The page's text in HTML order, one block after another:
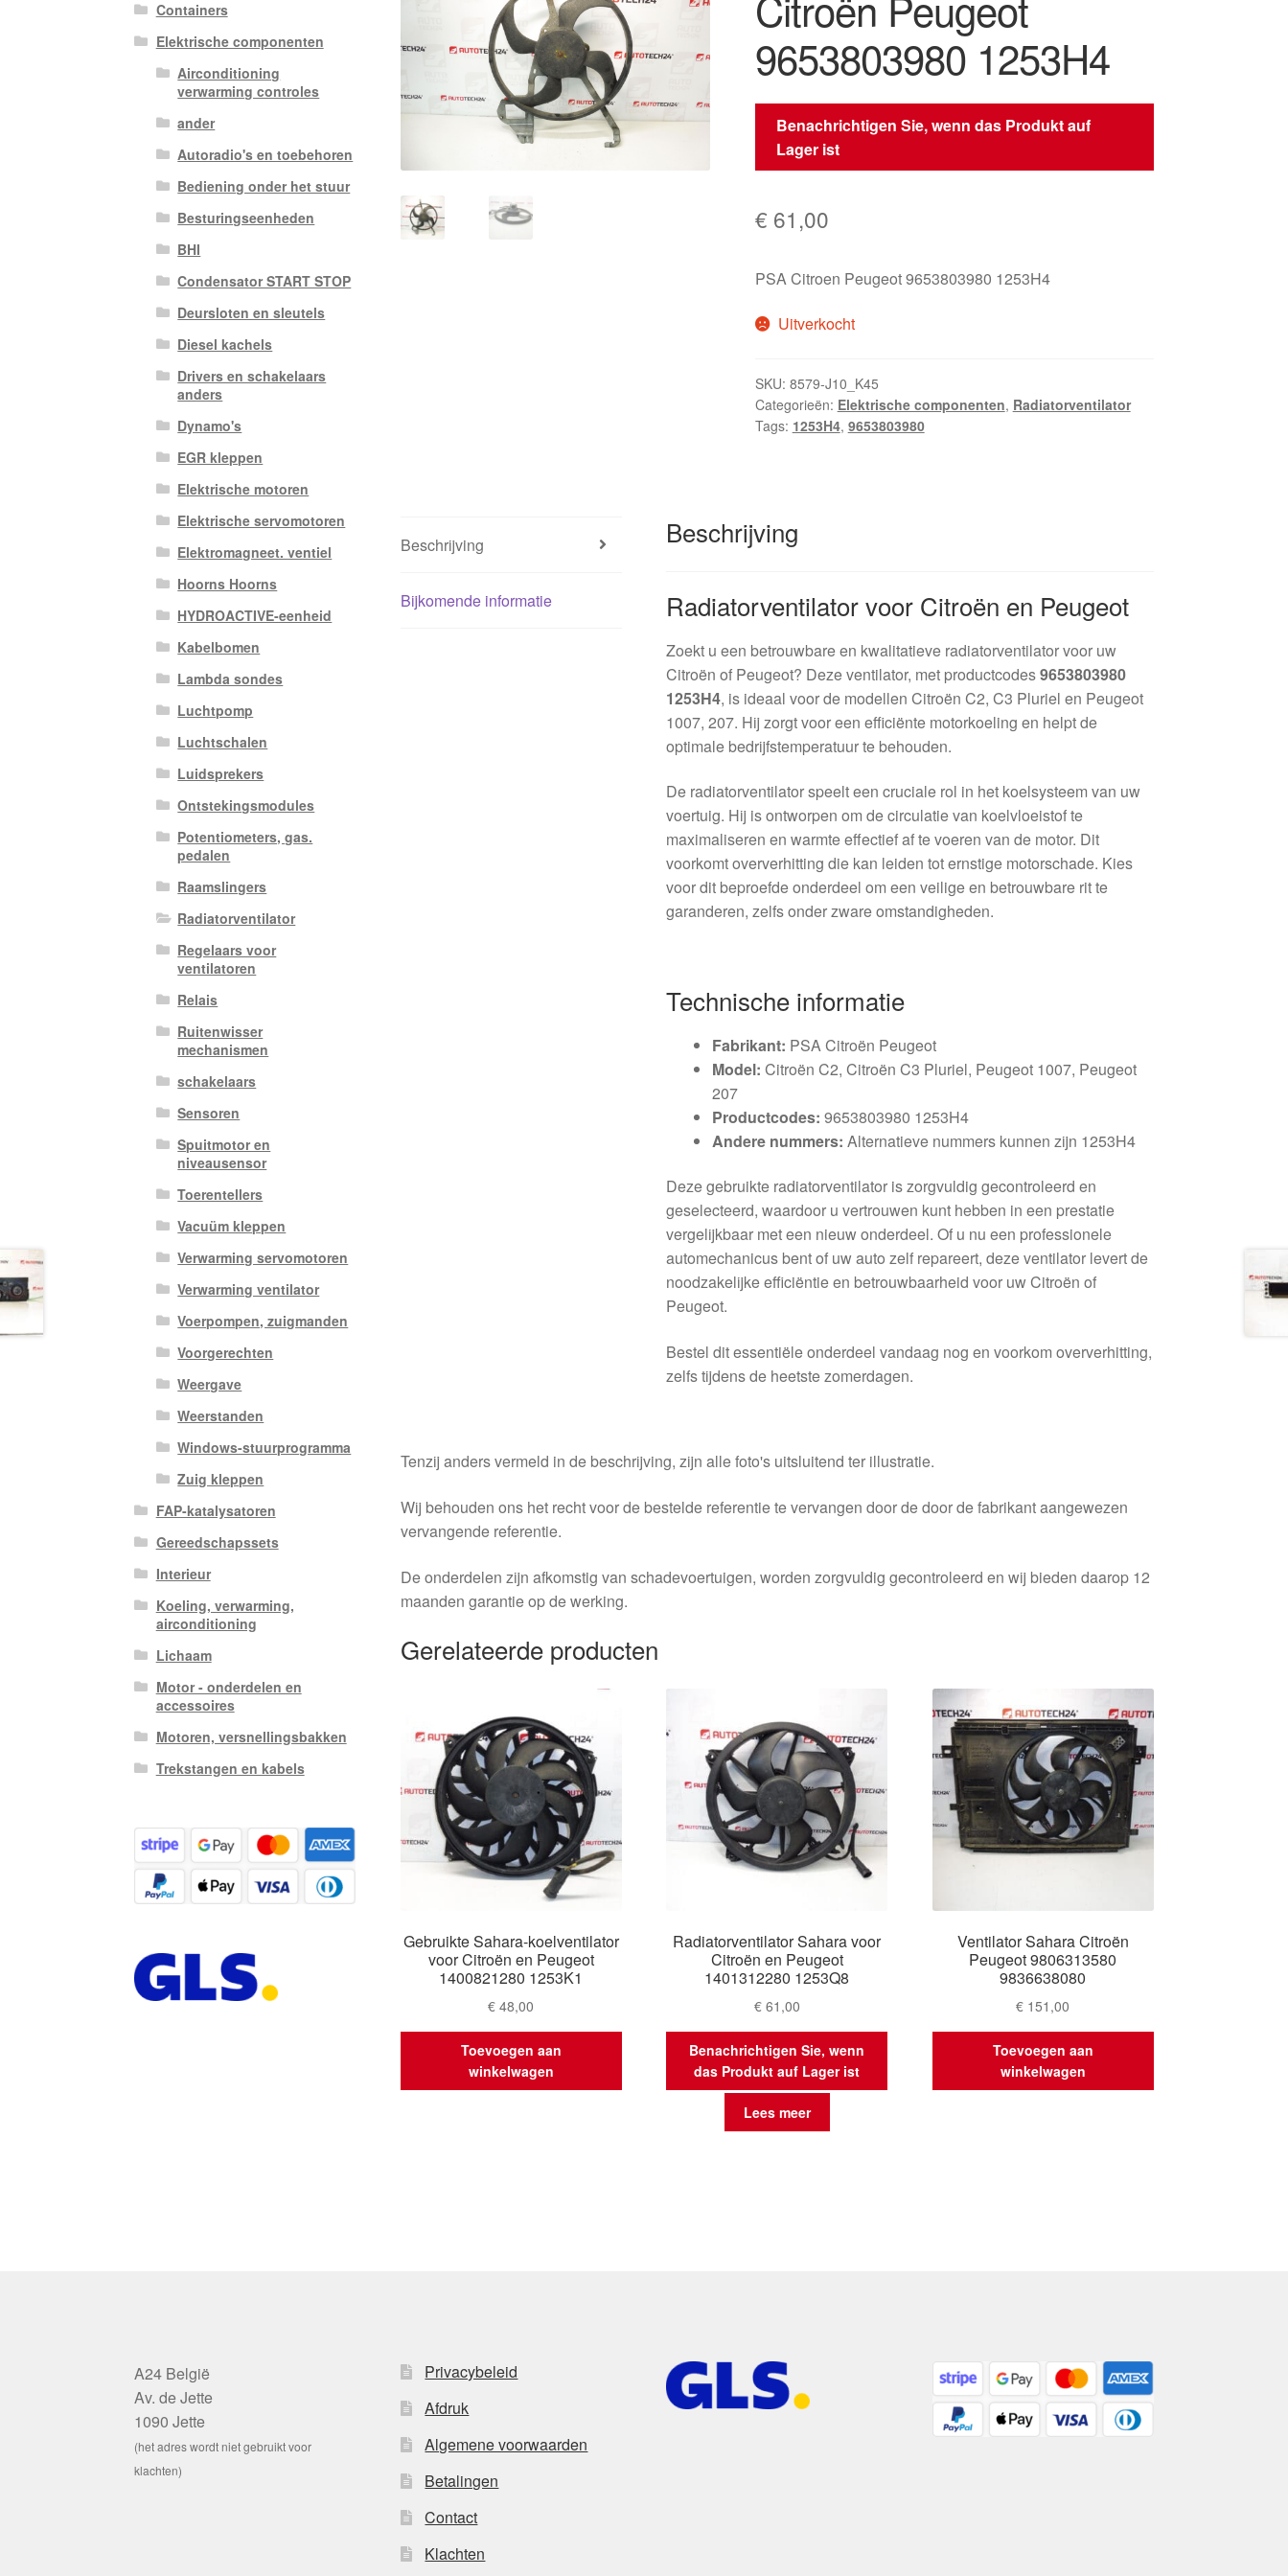
9653803980 1253H4
Benachrichtigen Sie, wenn das Produkt auf
Lager ist
€ 61,00
PSA Citroen Peugeot 9653803980 1253H4
Uitverkocht
SKU: 8579-J10_K45
Categorieën: Elektrische componenten, Radiatorventilator
Tags: 1253H4, 9653803980
Beschrijving
Bijkomende informatie
Beschrijving
Radiatorventilator voor Citroën en Peugeot
Zoekt u een betrouwbare en kwalitatieve radiatorventilator voor uw
Citroën of Peugeot? Deze ventilator, met productcodes9653803980
1253H4, is ideaal voor de modellen Citroën C2, C3 Pluriel en Peugeot
1007, 207. Hij zorgt voor een efficiënte motorkoeling en helpt de
optimale bedrijfstemperatuur te behouden.
De radiatorventilator speelt een cruciale rol in het koelsysteem van uw
voertuig. Hij is ontworpen om de circulatie van koelvloeistof te
maximaliseren en warmte effectief af te voeren van de motor. Dit
voorkomt oververhitting die kan leiden tot ernstige motorschade. Kies
voor dit beproefde onderdeel om een veilige en betrouwbare rit te
garanderen, zelfs onder zware omstandigheden.
Technische informatie
Fabrikant: PSA Citroën Peugeot
Model: Citroën C2, Citroën C3 Pluriel, Peugeot 1007, Peugeot
207
Productcodes: 9653803980 1253H4
Andere nummers: Alternatieve nummers kunnen zijn 1253H4
Deze gebruikte radiatorventilator is zorgvuldig gecontroleerd en
geselecteerd, waardoor u vertrouwen kunt hebben in een prestatie
vergelijkbaar met een nieuw onderdeel. Of u nu een professionele
automechanicus bent of uw auto zelf repareert, deze ventilator levert de
noodzakelijke efficiëntie en betrouwbaarheid voor uw Citroën of
Peugeot.
Bestel dit essentiële onderdeel vandaag nog en voorkom oververhitting,
zelfs tijdens de heetste zomerdagen.
Tenzij anders vermeld in de beschrijving, zijn alle foto's uitsluitend ter illustratie.
Wij behouden ons het recht voor de bestelde referentie te vervangen door de door de fabrikant aangewezen
vervangende referentie.
De onderdelen zijn afkomstig van schadevoertuigen, worden zorgvuldig gecontroleerd en wij bieden daarop 12
maanden garantie op de werking.
Gerelateerde producten
Gebruikte Sahara-koelventilator
voor Citroën en Peugeot
1400821280 1253K1
€ 48,00
Toevoegen aan
winkelwagen
Radiatorventilator Sahara voor
Citroën en Peugeot
1401312280 1253Q8
€61,00
Benachrichtigen Sie, wenn
das Produkt auf Lager ist
Lees meer
Ventilator Sahara Citroën
Peugeot 9806313580
9836638080
€ 151,00
Toevoegen aan
winkelwagen
Containers
Elektrische componenten
Airconditioning
verwarming controles
ander
Autoradio's en toebehoren
Bediening onder het stuur
Besturingseenheden
BHI
Condensator START STOP
Deursloten en sleutels
Diesel kachels
Drivers en schakelaars
anders
Dynamo's
EGR kleppen
Elektrische motoren
Elektrische servomotoren
Elektromagneet. ventiel
Hoorns Hoorns
HYDROACTIVE-eenheid
Kabelbomen
Lambda sondes
Luchtpomp
Luchtschalen
Luidsprekers
Ontstekingsmodules
Potentiometers, gas.
pedalen
Raamslingers
Radiatorventilator
Regelaars voor
ventilatoren
Relais
Ruitenwisser
mechanismen
schakelaars
Sensoren
Spuitmotor en
niveausensor
Toerentellers
Vacuüm kleppen
Verwarming servomotoren
Verwarming ventilator
Voerpompen, zuigmanden
Voorgerechten
Weergave
Weerstanden
Windows-stuurprogramma
Zuig kleppen
FAP-katalysatoren
Gereedschapssets
Interieur
Koeling, verwarming,
airconditioning
Lichaam
Motor - onderdelen en
accessoires
Motoren, versnellingsbakken
Trekstangen en kabels
A24 België
Av. de Jette
1090 Jette
(het adres wordt niet gebruikt voor
klachten)
Privacybeleid
Afdruk
Algemene voorwaarden
Betalingen
Contact
Klachten